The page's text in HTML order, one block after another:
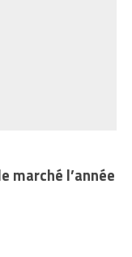
marché l’année